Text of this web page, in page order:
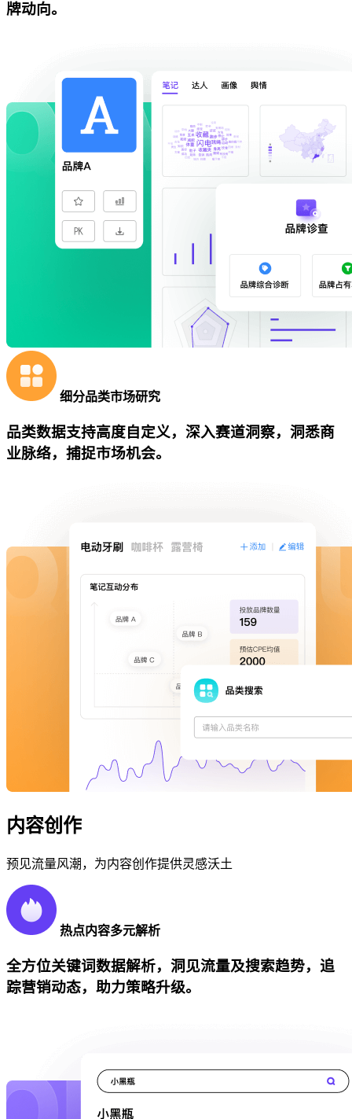
牌动向。
细分品类市场研究
品类数据支持高度自定义，深入赛道洞察，洞悉商
业脉络，捕捉市场机会。
内容创作
预见流量风潮，为内容创作提供灵感沃土
热点内容多元解析
全方位关键词数据解析，洞见流量及搜索趋势，追
踪营销动态，助力策略升级。